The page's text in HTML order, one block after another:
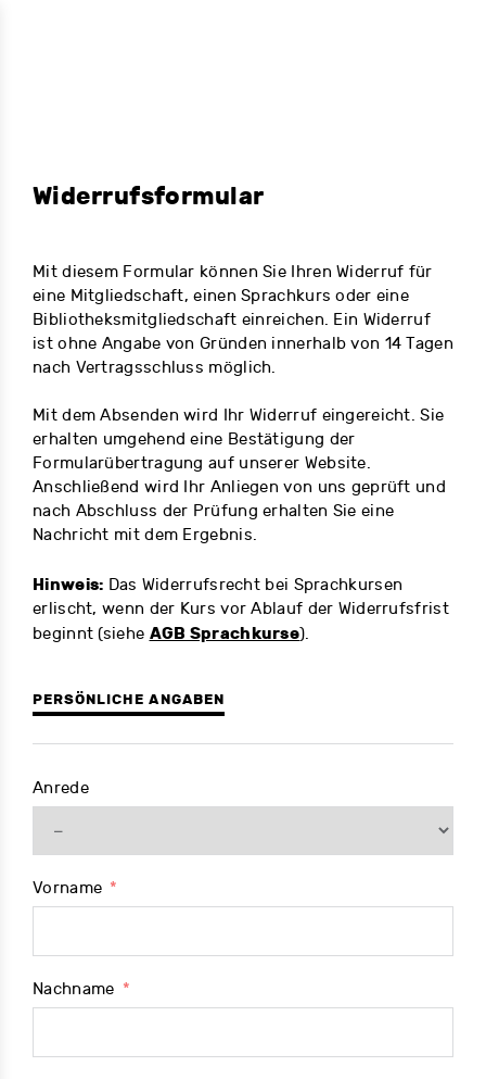
Widerrufsformular
Mit diesem Formular können Sie Ihren Widerruf für
eine Mitgliedschaft, einen Sprachkurs oder eine
Bibliotheksmitgliedschaft einreichen. Ein Widerruf
ist ohne Angabe von Gründen innerhalb von 14 Tagen
nach Vertragsschluss möglich.
Mit dem Absenden wird Ihr Widerruf eingereicht. Sie
erhalten umgehend eine Bestätigung der
Formularübertragung auf unserer Website.
Anschließend wird Ihr Anliegen von uns geprüft und
nach Abschluss der Prüfung erhalten Sie eine
Nachricht mit dem Ergebnis.
Hinweis: Das Widerrufsrecht bei Sprachkursen
erlischt, wenn der Kurs vor Ablauf der Widerrufsfrist
beginnt (siehe AGB Sprachkurse).
PERSÖNLICHE ANGABEN
Anrede
Vorname
Nachname